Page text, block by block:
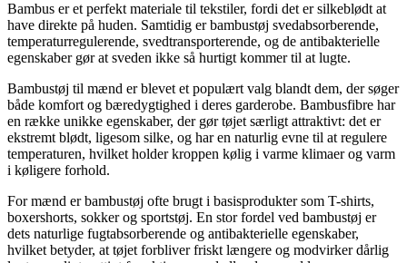
Bambus er et perfekt materiale til tekstiler, fordi det er silkeblødt at
have direkte på huden. Samtidig er bambustøj svedabsorberende,
temperaturregulerende, svedtransporterende, og de antibakterielle
egenskaber gør at sveden ikke så hurtigt kommer til at lugte.
Bambustøj til mænd er blevet et populært valg blandt dem, der søger
både komfort og bæredygtighed i deres garderobe. Bambusfibre har
en række unikke egenskaber, der gør tøjet særligt attraktivt: det er
ekstremt blødt, ligesom silke, og har en naturlig evne til at regulere
temperaturen, hvilket holder kroppen kølig i varme klimaer og varm
i køligere forhold.
For mænd er bambustøj ofte brugt i basisprodukter som T-shirts,
boxershorts, sokker og sportstøj. En stor fordel ved bambustøj er
dets naturlige fugtabsorberende og antibakterielle egenskaber,
hvilket betyder, at tøjet forbliver friskt længere og modvirker dårlig